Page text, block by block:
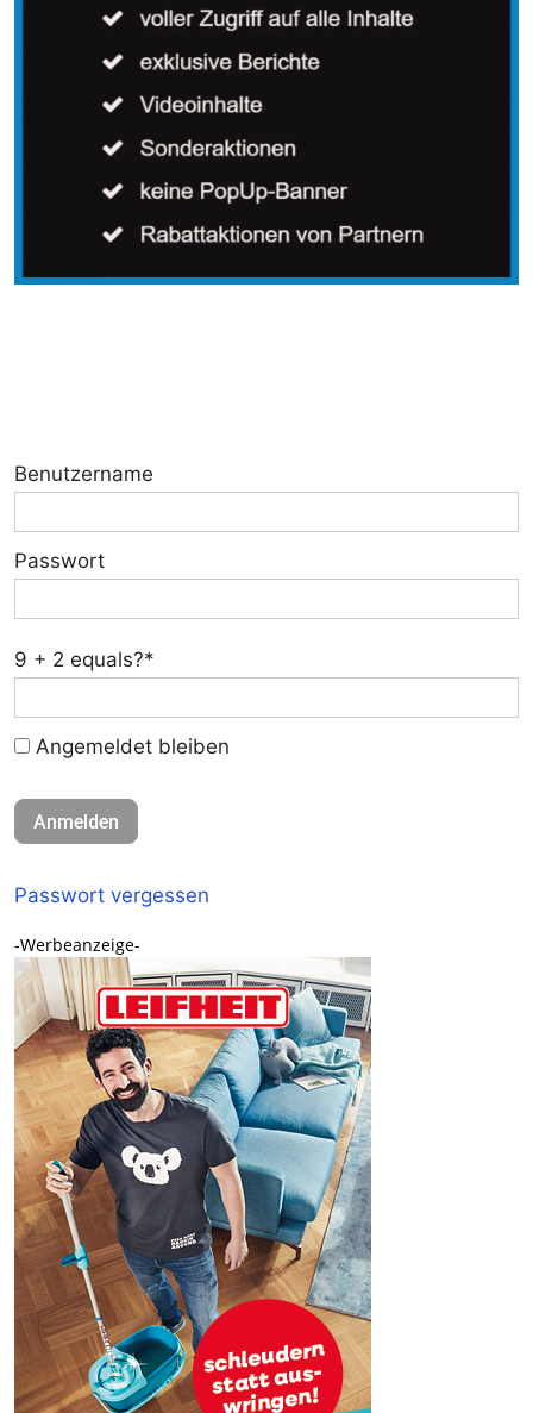
Benutzername
Passwort
9 + 2 equals?*
Angemeldet bleiben
Passwort vergessen
-Werbeanzeige-